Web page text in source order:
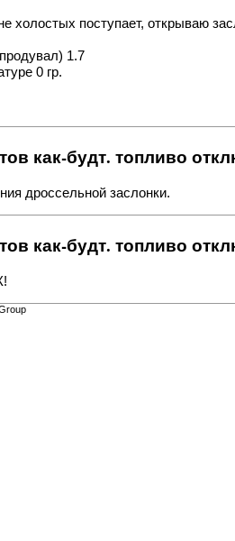
поступает, открываю
1.7
0 гр.
как-будт. топливо
дроссельной заслонки.
как-будт. топливо